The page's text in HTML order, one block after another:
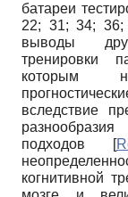
батареи
22; 31; 34; 36;
выводы
тренировки
которым
вследствие
разнообразия
подходов
[
когнитивной